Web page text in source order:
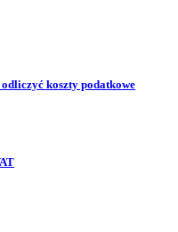
koszty podatkowe